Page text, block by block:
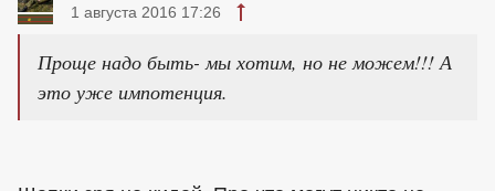
1 августа 2016 17:26
Проще надо быть- мы хотим, но не можем!!! А
это уже импотенция.